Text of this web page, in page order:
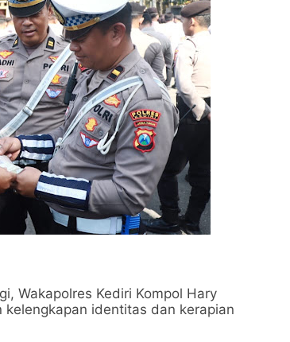
Wakapolres Kediri Kompol Hary
kelengkapan identitas dan kerapian